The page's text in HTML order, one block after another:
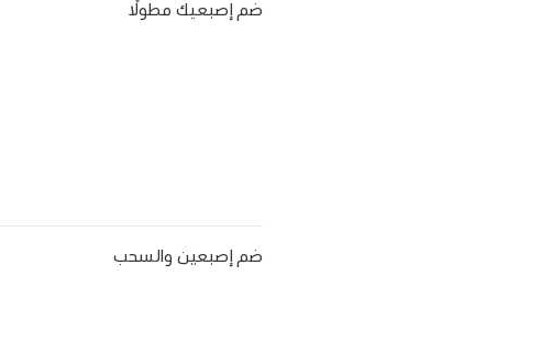
ضم إصبعيك مطولًا
ضم إصبعين والسحب